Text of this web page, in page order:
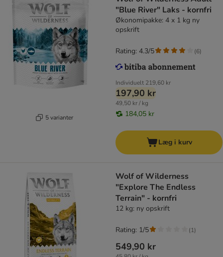
5 varianter
"Blue River" Laks - kornfri
Økonomipakke: 4 x 1 kg ny
opskrift
Individuelt 219,60 kr
197,90 kr
49,50 kr / kg
184,05 kr
Rating: 4.3/5 (6)
Læg i kurv
Wolf of Wilderness
"Explore The Endless
Terrain" - kornfri
12 kg: ny opskrift
549,90 kr
Rating: 1/5 (1)